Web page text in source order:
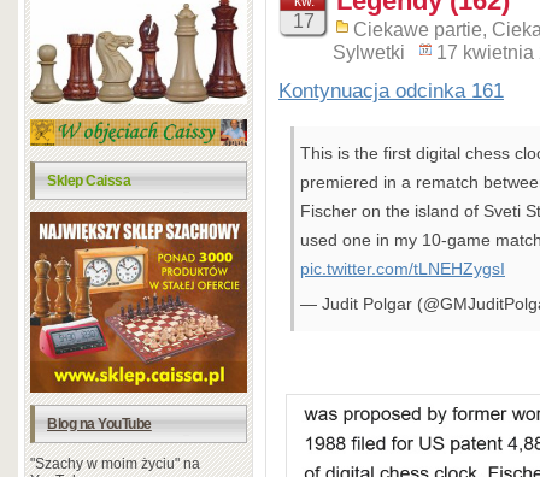
Sklep Caissa
Blog na YouTube
"Szachy w moim życiu" na
17 Ciekawe partie,
Sylwetki
17 kwietnia
Kontynuacja odcinka 161
This is the first digital chess
premiered in a rematch
Fischer on the island of Sveti
used one in my 10-game
pic.twitter.com/tLNEHZygsI
— Judit Polgar